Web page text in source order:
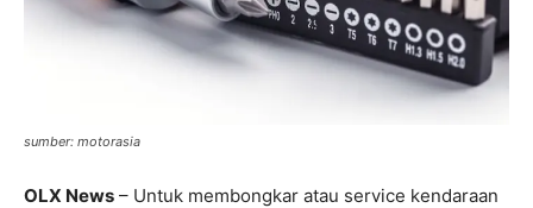
sumber: motorasia
OLX News – Untuk membongkar atau service kendaraan